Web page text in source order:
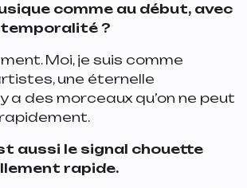
comme au début, avec
temporalité ?
Moi, je suis comme
une éternelle
a des morceaux qu’on ne peut
aussi le signal chouette
rapide.